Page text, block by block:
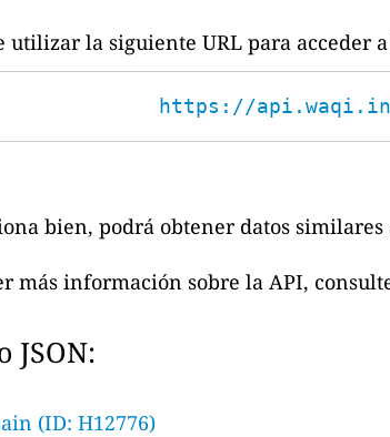
utilizar la siguiente URL para acceder
https://api.waqi.info/
bien, podrá obtener datos
más información sobre la API,
JSON:
(ID: H12776)